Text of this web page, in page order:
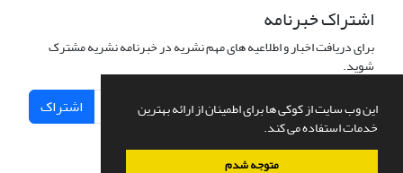
این وب سایت از کوکی ها برای اطمینان از ارائه بهترین
خدمات استفاده می کند.
متوجه شدم
اشتراک خبرنامه
برای دریافت اخبار و اطلاعیه های مهم نشریه در خبرنامه نشریه مشترک
شوید.
اشتراک